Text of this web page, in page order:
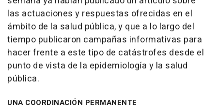
las actuaciones y respuestas ofrecidas en el
ámbito de la salud pública, y que a lo largo del
tiempo publicaron campañas informativas para
hacer frente a este tipo de catástrofes desde el
punto de vista de la epidemiología y la salud
pública.
UNA COORDINACIÓN PERMANENTE